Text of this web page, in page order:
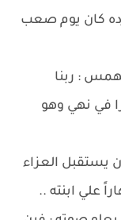
كان يوم صعب
: ربنا
في نهي وهو
يستقبل العزاء
علي ابنته ..